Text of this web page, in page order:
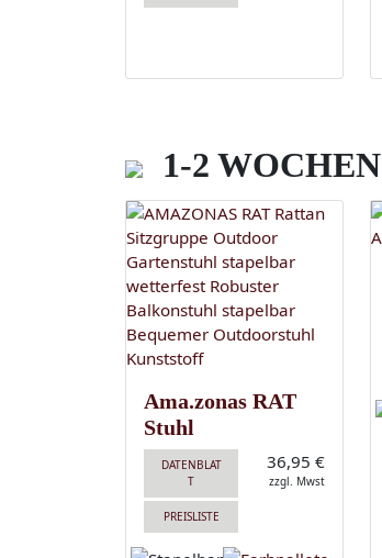
1-2 WOCHEN
Ama.zonas RAT
Stuhl
DATENBLAT
T
PREISLISTE
36,95 €
zzgl. Mwst